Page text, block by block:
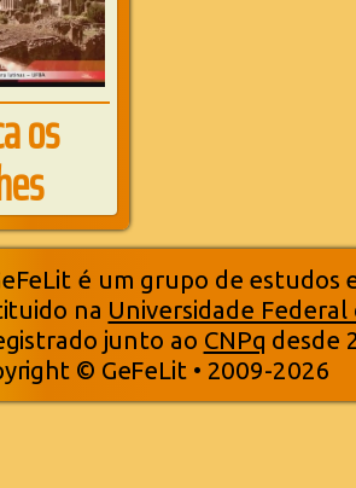
os
é um grupo de estudos
na Universidade Federal
junto ao CNPq desde
© GeFeLit • 2009-2026